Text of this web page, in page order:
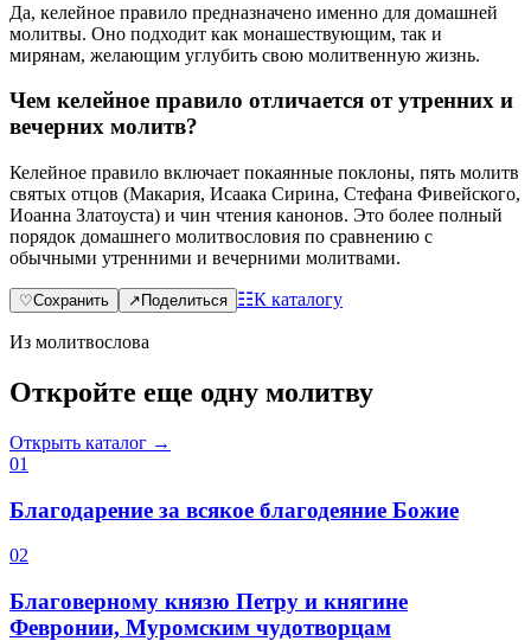
Да, келейное правило предназначено именно для домашней
молитвы. Оно подходит как монашествующим, так и
мирянам, желающим углубить свою молитвенную жизнь.
Чем келейное правило отличается от утренних и
вечерних молитв?
Келейное правило включает покаянные поклоны, пять молитв
святых отцов (Макария, Исаака Сирина, Стефана Фивейского,
Иоанна Златоуста) и чин чтения канонов. Это более полный
порядок домашнего молитвословия по сравнению с
обычными утренними и вечерними молитвами.
♡Сохранить ↗ Поделиться ☷К каталогу
Из молитвослова
Откройте еще одну молитву
Открыть каталог →
01
Благодарение за всякое благодеяние Божие
02
Благоверному князю Петру и княгине
Февронии, Муромским чудотворцам